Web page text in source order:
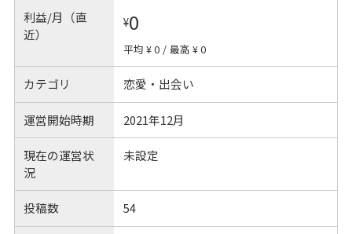
利益/月（直
近）
¥0
平均 ¥ 0 / 最高 ¥ 0
カテゴリ 恋愛・出会い
運営開始時期 2021年12月
現在の運営状
況
未設定
投稿数 54